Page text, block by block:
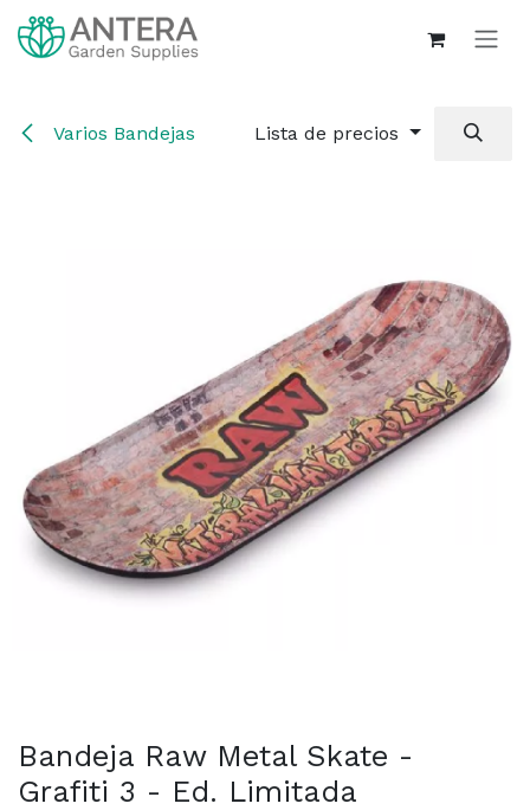
Ir al contenido
Varios Bandejas Lista de precios
Bandeja Raw Metal Skate -
Grafiti 3 - Ed. Limitada